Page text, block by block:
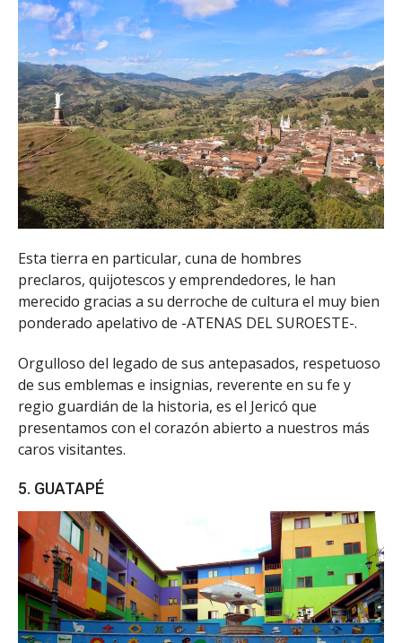
Esta tierra en particular, cuna de hombres
preclaros, quijotescos y emprendedores, le han
merecido gracias a su derroche de cultura el muy bien
ponderado apelativo de -ATENAS DEL SUROESTE-.
Orgulloso del legado de sus antepasados, respetuoso
de sus emblemas e insignias, reverente en su fe y
regio guardián de la historia, es el Jericó que
presentamos con el corazón abierto a nuestros más
caros visitantes.
5. GUATAPÉ